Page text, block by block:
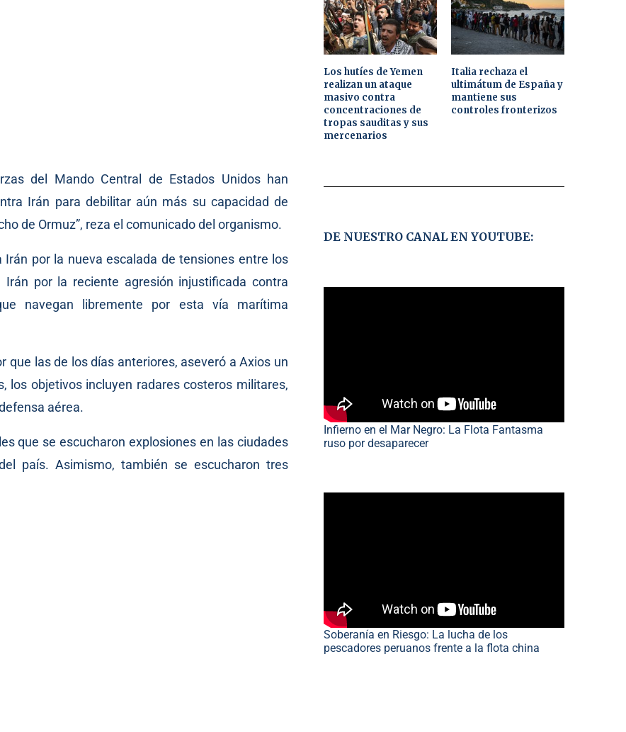
del Mando Central de Estados Unidos han
Irán para debilitar aún más su capacidad de
de Ormuz”, reza el comunicado del organismo.
por la nueva escalada de tensiones entre los
Irán por la reciente agresión injustificada contra
navegan libremente por esta vía marítima
las de los días anteriores, aseveró a Axios un
los objetivos incluyen radares costeros militares,
aérea.
que se escucharon explosiones en las ciudades
país. Asimismo, también se escucharon tres
Los hutíes de Yemen
realizan un ataque
masivo contra
concentraciones de
tropas sauditas y sus
mercenarios
Italia rechaza el
ultimátum de España y
mantiene sus
controles fronterizos
DE NUESTRO CANAL EN YOUTUBE:
Infierno en el Mar Negro: La Flota Fantasma
ruso por desaparecer
Soberanía en Riesgo: La lucha de los
pescadores peruanos frente a la flota china